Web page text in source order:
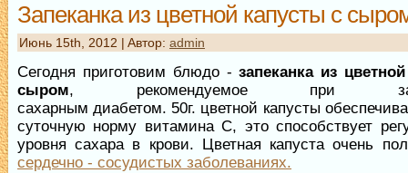
Запеканка из цветной капусты с
Июнь 15th, 2012 | Aвтор: admin
Сегодня приготовим блюдо -запеканка из
сыром, рекомендуемое при
сахарным диабетом. 50г. цветной капусты
суточную норму витамина С, это способствует
уровня сахара в крови. Цветная капуста очень
сердечно - сосудистых заболеваниях.